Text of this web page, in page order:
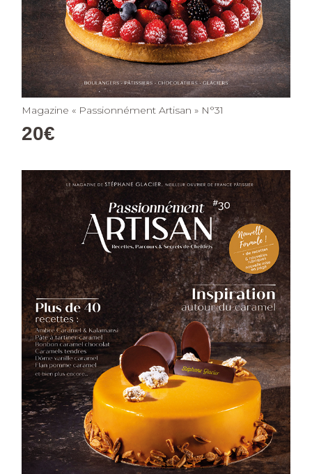
Magazine « Passionnément Artisan » N°31
20€